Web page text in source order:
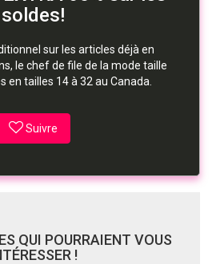
soldes!
sur les articles déjà en
le chef de file de la mode taille
en tailles 14 à 32 au Canada.
Suivre
QUI POURRAIENT VOUS
!